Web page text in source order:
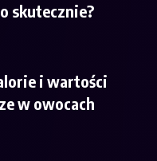
skutecznie?
i wartości
w owocach